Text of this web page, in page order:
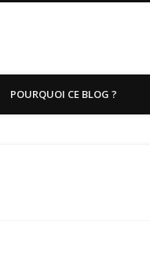
POURQUOI CE BLOG ?